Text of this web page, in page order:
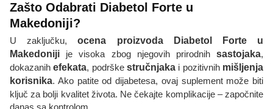
Zašto Odabrati Diabetol Forte u
Makedoniji?
U zaključku,ocena proizvoda Diabetol Forte u
Makedoniji je visoka zbog njegovih prirodnih sastojaka,
dokazanihefekata, podrškestručnjaka i pozitivnih mišljenja
korisnika. Ako patite od dijabetesa, ovaj suplement može biti
ključ za bolji kvalitet života. Ne čekajte komplikacije – započnite